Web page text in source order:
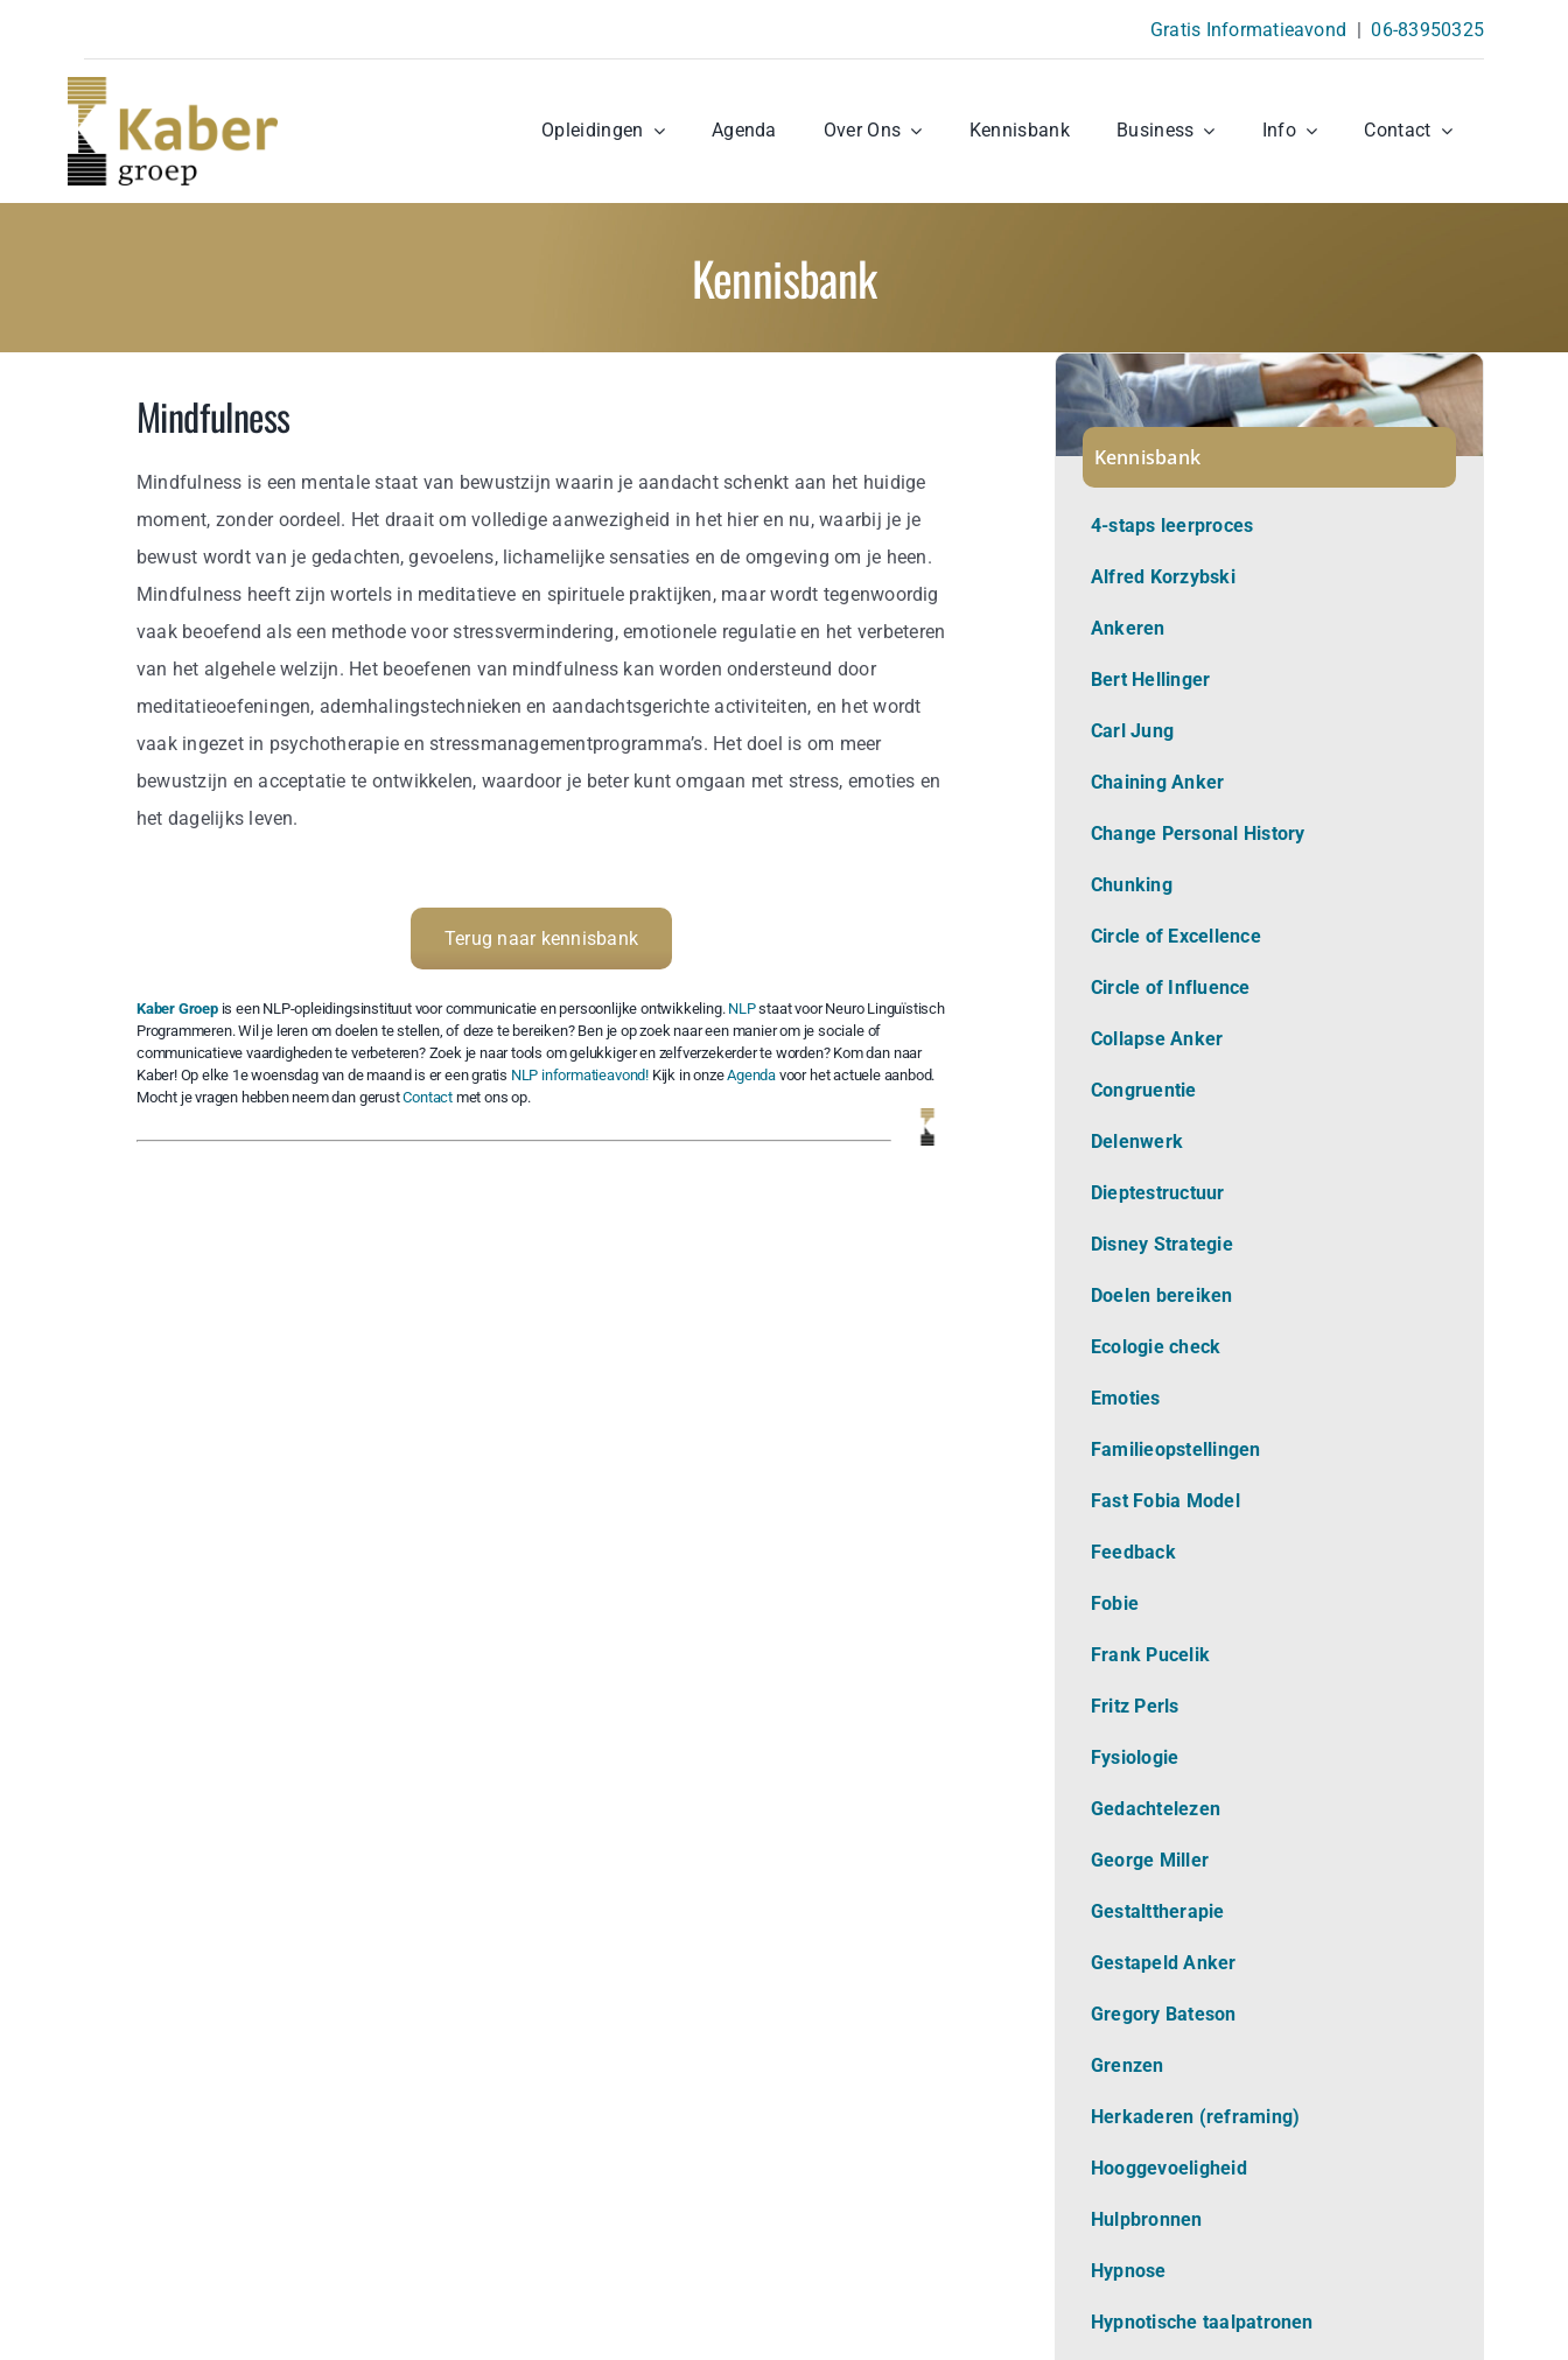
Gratis Informatieavond | 06-83950325
Opleidingen Agenda Over Ons Kennisbank Business Info Contact
Kennisbank
Mindfulness
Mindfulness is een mentale staat van bewustzijn waarin je aandacht schenkt aan het huidige
moment, zonder oordeel. Het draait om volledige aanwezigheid in het hier en nu, waarbij je je
bewust wordt van je gedachten, gevoelens, lichamelijke sensaties en de omgeving om je heen.
Mindfulness heeft zijn wortels in meditatieve en spirituele praktijken, maar wordt tegenwoordig
vaak beoefend als een methode voor stressvermindering, emotionele regulatie en het verbeteren
van het algehele welzijn. Het beoefenen van mindfulness kan worden ondersteund door
meditatieoefeningen, ademhalingstechnieken en aandachtsgerichte activiteiten, en het wordt
vaak ingezet in psychotherapie en stressmanagementprogramma’s. Het doel is om meer
bewustzijn en acceptatie te ontwikkelen, waardoor je beter kunt omgaan met stress, emoties en
het dagelijks leven.
Terug naar kennisbank
Kaber Groepis een NLP-opleidingsinstituut voor communicatie en persoonlijke ontwikkeling. NLPstaat voor Neuro Linguïstisch
Programmeren. Wil je leren om doelen te stellen, of deze te bereiken? Ben je op zoek naar een manier om je sociale of
communicatieve vaardigheden te verbeteren? Zoek je naar tools om gelukkiger en zelfverzekerder te worden? Kom dan naar
Kaber! Op elke 1e woensdag van de maand is er een gratis NLP informatieavond!Kijk in onzeAgenda voor het actuele aanbod.
Mocht je vragen hebben neem dan gerustContactmet ons op.
Kennisbank
4-staps leerproces
Alfred Korzybski
Ankeren
Bert Hellinger
Carl Jung
Chaining Anker
Change Personal History
Chunking
Circle of Excellence
Circle of Influence
Collapse Anker
Congruentie
Delenwerk
Dieptestructuur
Disney Strategie
Doelen bereiken
Ecologie check
Emoties
Familieopstellingen
Fast Fobia Model
Feedback
Fobie
Frank Pucelik
Fritz Perls
Fysiologie
Gedachtelezen
George Miller
Gestalttherapie
Gestapeld Anker
Gregory Bateson
Grenzen
Herkaderen (reframing)
Hooggevoeligheid
Hulpbronnen
Hypnose
Hypnotische taalpatronen